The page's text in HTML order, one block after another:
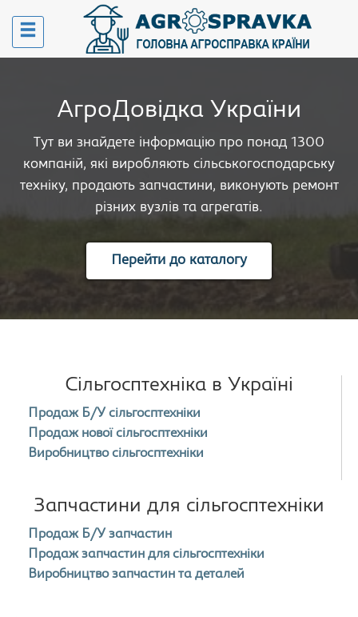
АгроДовідка України
Тут ви знайдете інформацію про понад 1300
компаній, які виробляють сільськогосподарську
техніку, продають запчастини, виконують ремонт
різних вузлів та агрегатів.
Перейти до каталогу
Сільгосптехніка в Україні
Продаж Б/У сільгосптехніки
Продаж нової сільгосптехніки
Виробництво сільгосптехніки
Запчастини для сільгосптехніки
Продаж Б/У запчастин
Продаж запчастин для сільгосптехніки
Виробництво запчастин та деталей